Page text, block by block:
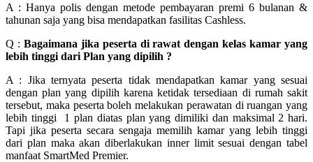
A : Hanya polis dengan metode pembayaran premi 6 bulanan &
tahunan saja yang bisa mendapatkan fasilitas Cashless.
Q : Bagaimana jika peserta di rawat dengan kelas kamar yang
lebih tinggi dari Plan yang dipilih ?
A : Jika ternyata peserta tidak mendapatkan kamar yang sesuai
dengan plan yang dipilih karena ketidak tersediaan di rumah sakit
tersebut, maka peserta boleh melakukan perawatan di ruangan yang
lebih tinggi 1 plan diatas plan yang dimiliki dan maksimal 2 hari.
Tapi jika peserta secara sengaja memilih kamar yang lebih tinggi
dari plan maka akan diberlakukan inner limit sesuai dengan tabel
manfaat SmartMed Premier.